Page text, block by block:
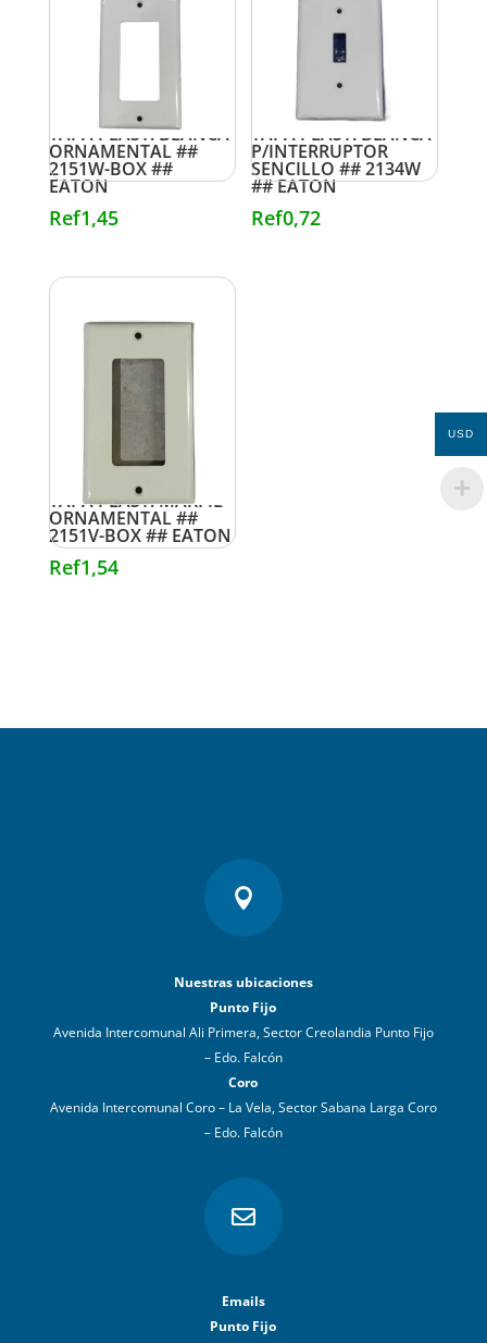
TAPA PLAST. BLANCA
ORNAMENTAL ##
2151W-BOX ##
EATON
Ref1,45
TAPA PLAST. BLANCA
P/INTERRUPTOR
SENCILLO ## 2134W
## EATON
Ref0,72
TAPA PLAST. MARFIL
ORNAMENTAL ##
2151V-BOX ## EATON
Ref1,54

Nuestras ubicaciones
Punto Fijo
Avenida Intercomunal Ali Primera, Sector Creolandia Punto Fijo
– Edo. Falcón
Coro
Avenida Intercomunal Coro – La Vela, Sector Sabana Larga Coro
– Edo. Falcón

Emails
Punto Fijo
USD